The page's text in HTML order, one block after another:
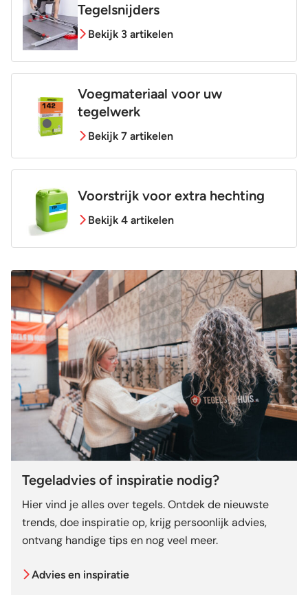
Tegelsnijders
Bekijk 3 artikelen
Voegmateriaal voor uw
tegelwerk
Bekijk 7 artikelen
Voorstrijk voor extra hechting
Bekijk 4 artikelen
Tegeladvies of inspiratie nodig?
Hier vind je alles over tegels. Ontdek de nieuwste
trends, doe inspiratie op, krijg persoonlijk advies,
ontvang handige tips en nog veel meer.
Advies en inspiratie